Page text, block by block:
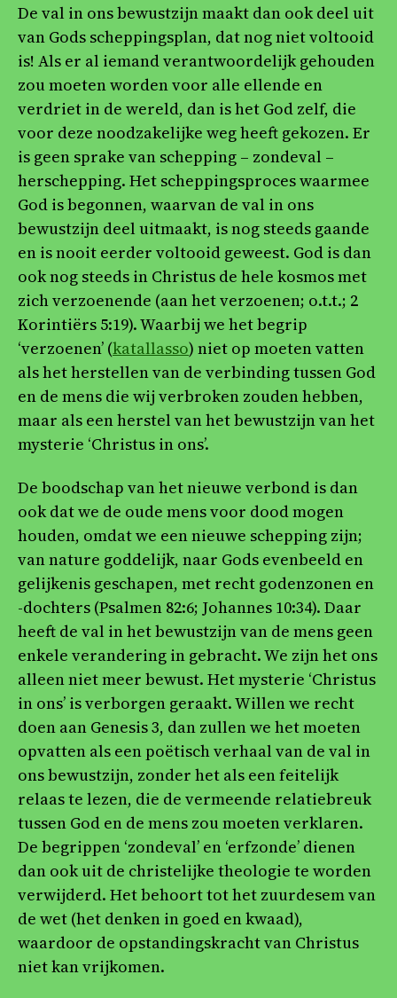
De val in ons bewustzijn maakt dan ook deel uit
van Gods scheppingsplan, dat nog niet voltooid
is! Als er al iemand verantwoordelijk gehouden
zou moeten worden voor alle ellende en
verdriet in de wereld, dan is het God zelf, die
voor deze noodzakelijke weg heeft gekozen. Er
is geen sprake van schepping – zondeval –
herschepping. Het scheppingsproces waarmee
God is begonnen, waarvan de val in ons
bewustzijn deel uitmaakt, is nog steeds gaande
en is nooit eerder voltooid geweest. God is dan
ook nog steeds in Christus de hele kosmos met
zich verzoenende (aan het verzoenen; o.t.t.; 2
Korintiërs 5:19). Waarbij we het begrip
‘verzoenen’ (katallasso) niet op moeten vatten
als het herstellen van de verbinding tussen God
en de mens die wij verbroken zouden hebben,
maar als een herstel van het bewustzijn van het
mysterie ‘Christus in ons’.
De boodschap van het nieuwe verbond is dan
ook dat we de oude mens voor dood mogen
houden, omdat we een nieuwe schepping zijn;
van nature goddelijk, naar Gods evenbeeld en
gelijkenis geschapen, met recht godenzonen en
-dochters (Psalmen 82:6; Johannes 10:34). Daar
heeft de val in het bewustzijn van de mens geen
enkele verandering in gebracht. We zijn het ons
alleen niet meer bewust. Het mysterie ‘Christus
in ons’ is verborgen geraakt. Willen we recht
doen aan Genesis 3, dan zullen we het moeten
opvatten als een poëtisch verhaal van de val in
ons bewustzijn, zonder het als een feitelijk
relaas te lezen, die de vermeende relatiebreuk
tussen God en de mens zou moeten verklaren.
De begrippen ‘zondeval’ en ‘erfzonde’ dienen
dan ook uit de christelijke theologie te worden
verwijderd. Het behoort tot het zuurdesem van
de wet (het denken in goed en kwaad),
waardoor de opstandingskracht van Christus
niet kan vrijkomen.